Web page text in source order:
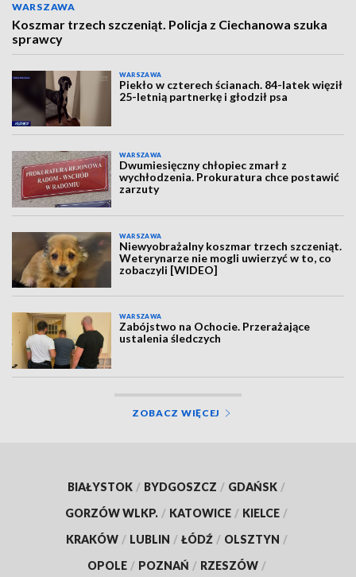
WARSZAWA
Koszmar trzech szczeniąt. Policja z Ciechanowa szuka
sprawcy
WARSZAWA
Piekło w czterech ścianach. 84-latek więził
25-letnią partnerkę i głodził psa
WARSZAWA
Dwumiesięczny chłopiec zmarł z
wychłodzenia. Prokuratura chce postawić
zarzuty
WARSZAWA
Niewyobrażalny koszmar trzech szczeniąt.
Weterynarze nie mogli uwierzyć w to, co
zobaczyli [WIDEO]
WARSZAWA
Zabójstwo na Ochocie. Przerażające
ustalenia śledczych
ZOBACZ WIĘCEJ
BIAŁYSTOK / BYDGOSZCZ / GDAŃSK /
GORZÓW WLKP. / KATOWICE / KIELCE /
KRAKÓW / LUBLIN / ŁÓDŹ / OLSZTYN /
OPOLE / POZNAŃ / RZESZÓW /